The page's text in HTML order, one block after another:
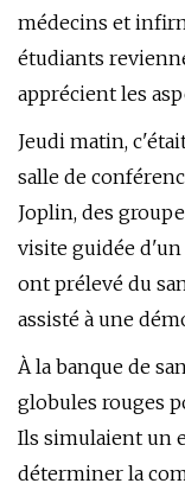
médecins et
étudiants
apprécient les
Jeudi matin,
salle de
Joplin, des
visite guidée
ont prélevé du
assisté à une
À la banque de
globules rouges
Ils simulaient un
déterminer la